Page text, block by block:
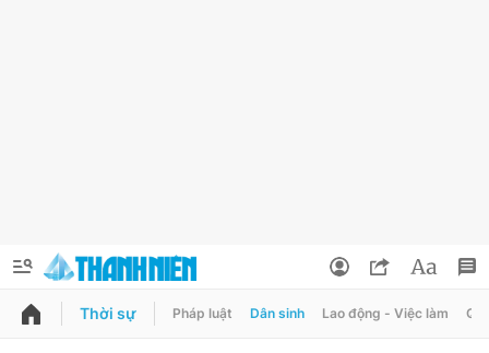
QUẢNG CÁO
Thời sự Pháp luật Dân sinh Lao động - Việc làm